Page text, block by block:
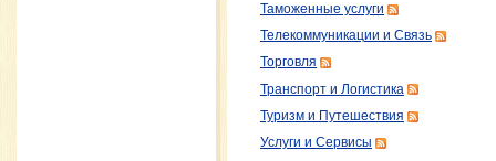
Таможенные услуги
Телекоммуникации и Связь
Торговля
Транспорт и Логистика
Туризм и Путешествия
Услуги и Сервисы